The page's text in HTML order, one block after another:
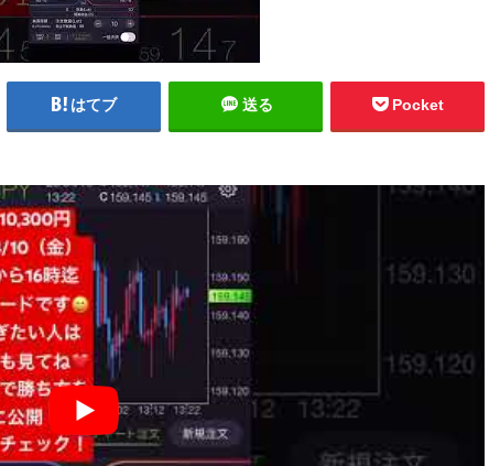
はてブ 送る Pocket